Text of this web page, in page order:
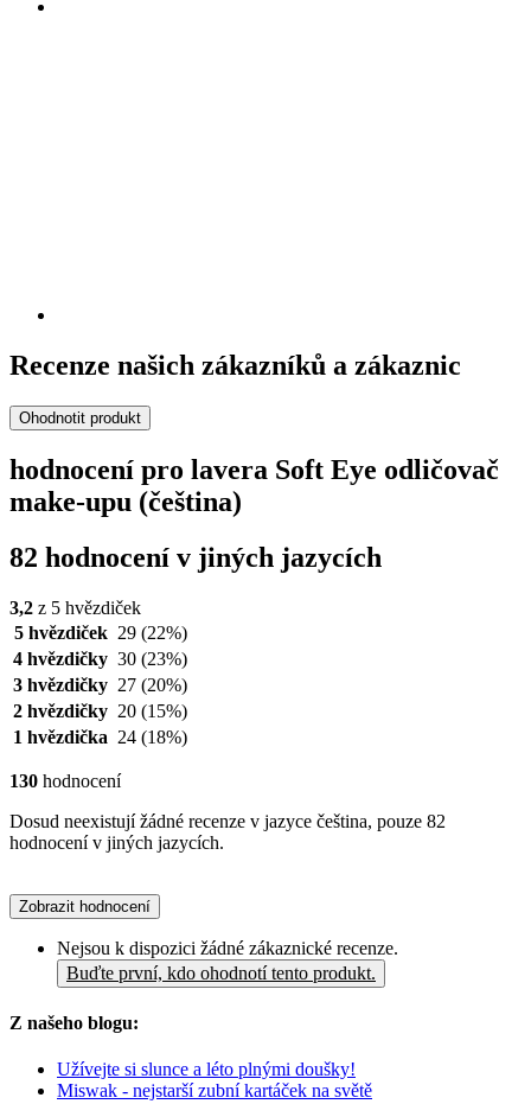
Recenze našich zákazníků a zákaznic
Ohodnotit produkt
hodnocení pro lavera Soft Eye odličovač
make-upu (čeština)
82 hodnocení v jiných jazycích
3,2 z 5 hvězdiček
5 hvězdiček 29 (22%)
4 hvězdičky 30 (23%)
3 hvězdičky 27 (20%)
2 hvězdičky 20 (15%)
1 hvězdička 24 (18%)
130 hodnocení
Dosud neexistují žádné recenze v jazyce čeština, pouze 82
hodnocení v jiných jazycích.
Zobrazit hodnocení
Nejsou k dispozici žádné zákaznické recenze.
Buďte první, kdo ohodnotí tento produkt.
Z našeho blogu:
Užívejte si slunce a léto plnými doušky!
Miswak - nejstarší zubní kartáček na světě